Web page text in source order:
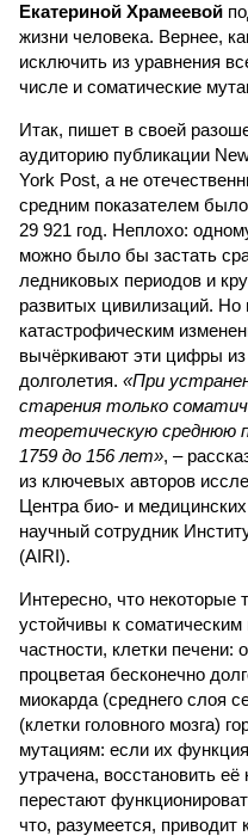
Екатериной Храмеевой
жизни человека. Вернее,
исключить из уравнения
числе и соматические
Итак, пишет в своей
аудиторию публикации
York Post, а не
средним показателем
29 921 год. Неплохо:
можно было бы застать
ледниковых периодов и
развитых цивилизаций.
катастрофическим
вычёркивают эти цифры
долголетия. «При
старения только
теоретическую среднюю
1759 до 156 лет», –
из ключевых авторов
Центра био- и
научный сотрудник
(AIRI).
Интересно, что некоторые
устойчивы к
частности, клетки печени:
процветая бесконечно
миокарда (среднего слоя
(клетки головного мозга)
мутациям: если их
утрачена, восстановить
перестают
что, разумеется,